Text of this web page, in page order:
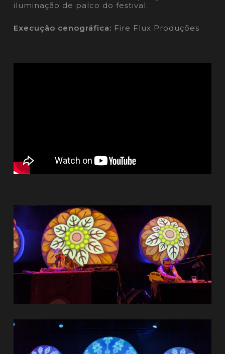
iluminação de palco do festival.
Execução cenográfica: Fire Flux Produções